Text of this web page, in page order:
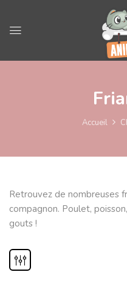
Accueil
Retrouvez de nombreuses
compagnon. Poulet,
gouts !